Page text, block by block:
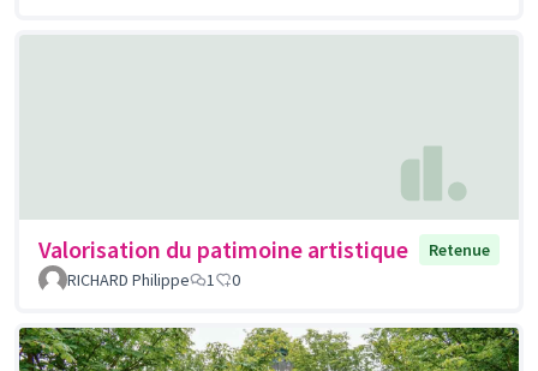
Valorisation du patimoine artistique
Retenue
RICHARD Philippe
1 0